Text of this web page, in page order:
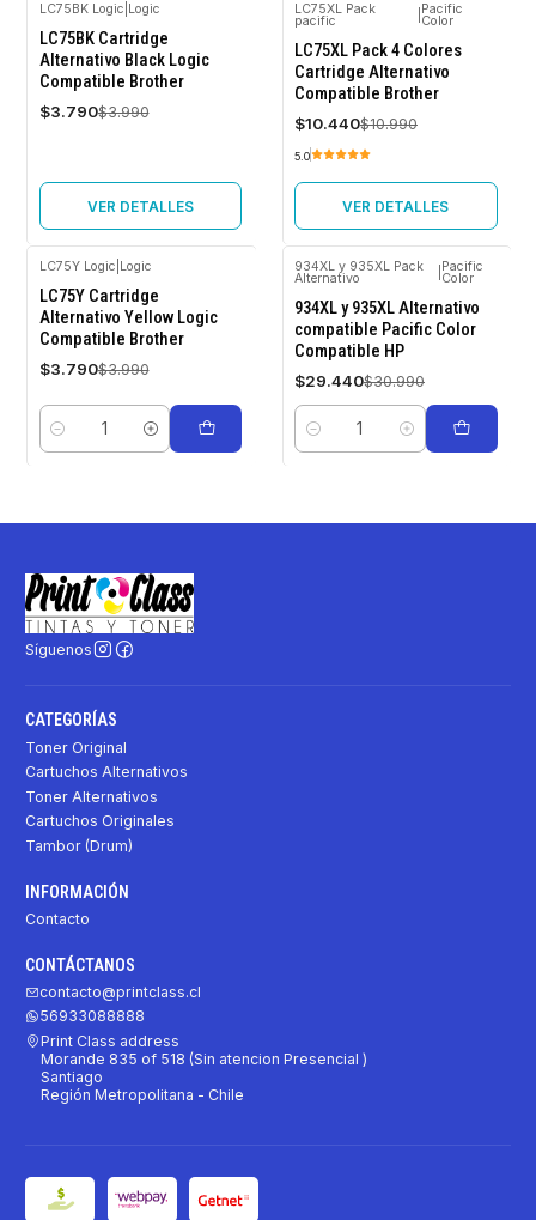
-5%
OFF
Agotado
LC75BK Logic Logic
LC75BK Cartridge
Alternativo Black Logic
Compatible Brother
$3.790$3.990
VER DETALLES
OFF
Agotado
LC75XL Pack
pacific
Pacific
Color
LC75XL Pack 4 Colores
Cartridge Alternativo
Compatible Brother
$10.440$10.990
5.0
VER DETALLES
-5%
OFF
LC75Y Logic Logic
LC75Y Cartridge
Alternativo Yellow Logic
Compatible Brother
$3.790$3.990
Cantidad
OFF
934XL y 935XL Pack
Alternativo
Pacific
Color
934XL y 935XL Alternativo
compatible Pacific Color
Compatible HP
$29.440$30.990
Cantidad
Síguenos
CATEGORÍAS
Toner Original
Cartuchos Alternativos
Toner Alternativos
Cartuchos Originales
Tambor (Drum)
INFORMACIÓN
Contacto
CONTÁCTANOS
contacto@printclass.cl
56933088888
Print Class address
Morande 835 of 518 (Sin atencion Presencial )
Santiago
Región Metropolitana - Chile